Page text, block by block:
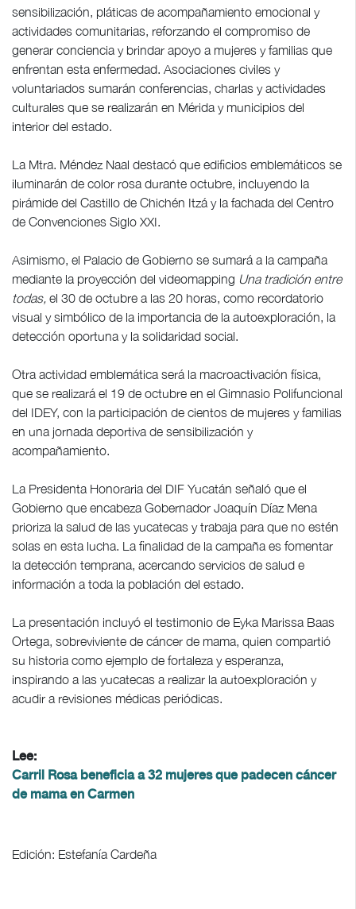
sensibilización, pláticas de acompañamiento emocional y
actividades comunitarias, reforzando el compromiso de
generar conciencia y brindar apoyo a mujeres y familias que
enfrentan esta enfermedad. Asociaciones civiles y
voluntariados sumarán conferencias, charlas y actividades
culturales que se realizarán en Mérida y municipios del
interior del estado.
La Mtra. Méndez Naal destacó que edificios emblemáticos se
iluminarán de color rosa durante octubre, incluyendo la
pirámide del Castillo de Chichén Itzá y la fachada del Centro
de Convenciones Siglo XXI.
Asimismo, el Palacio de Gobierno se sumará a la campaña
mediante la proyección del videomapping Una tradición entre
todas, el 30 de octubre a las 20 horas, como recordatorio
visual y simbólico de la importancia de la autoexploración, la
detección oportuna y la solidaridad social.
Otra actividad emblemática será la macroactivación física,
que se realizará el 19 de octubre en el Gimnasio Polifuncional
del IDEY, con la participación de cientos de mujeres y familias
en una jornada deportiva de sensibilización y
acompañamiento.
La Presidenta Honoraria del DIF Yucatán señaló que el
Gobierno que encabeza Gobernador Joaquín Díaz Mena
prioriza la salud de las yucatecas y trabaja para que no estén
solas en esta lucha. La finalidad de la campaña es fomentar
la detección temprana, acercando servicios de salud e
información a toda la población del estado.
La presentación incluyó el testimonio de Eyka Marissa Baas
Ortega, sobreviviente de cáncer de mama, quien compartió
su historia como ejemplo de fortaleza y esperanza,
inspirando a las yucatecas a realizar la autoexploración y
acudir a revisiones médicas periódicas.
Lee:
Carril Rosa beneficia a 32 mujeres que padecen cáncer
de mama en Carmen
Edición: Estefanía Cardeña